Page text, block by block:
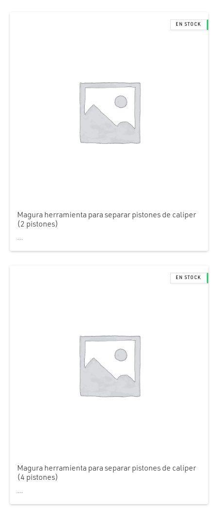
Magura herramienta para separar pistones de caliper
(2 pistones)
...
Magura herramienta para separar pistones de caliper
(4 pistones)
...